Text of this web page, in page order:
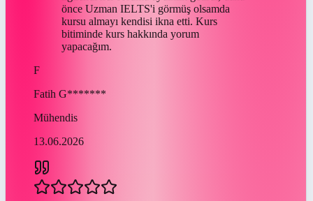
önce Uzman IELTS'i görmüş olsamda
kursu almayı kendisi ikna etti. Kurs
bitiminde kurs hakkında yorum
yapacağım.
F
Fatih G*******
Mühendis
13.06.2026